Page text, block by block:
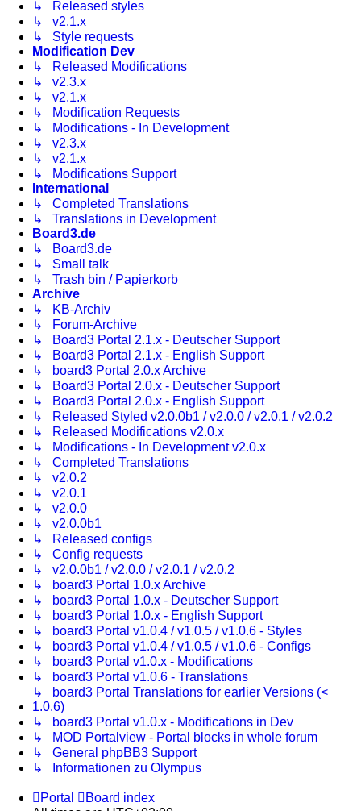
↳ Released styles
↳ v2.1.x
↳ Style requests
Modification Dev
↳ Released Modifications
↳ v2.3.x
↳ v2.1.x
↳ Modification Requests
↳ Modifications - In Development
↳ v2.3.x
↳ v2.1.x
↳ Modifications Support
International
↳ Completed Translations
↳ Translations in Development
Board3.de
↳ Board3.de
↳ Small talk
↳ Trash bin / Papierkorb
Archive
↳ KB-Archiv
↳ Forum-Archive
↳ Board3 Portal 2.1.x - Deutscher Support
↳ Board3 Portal 2.1.x - English Support
↳ board3 Portal 2.0.x Archive
↳ Board3 Portal 2.0.x - Deutscher Support
↳ Board3 Portal 2.0.x - English Support
↳ Released Styled v2.0.0b1 / v2.0.0 / v2.0.1 / v2.0.2
↳ Released Modifications v2.0.x
↳ Modifications - In Development v2.0.x
↳ Completed Translations
↳ v2.0.2
↳ v2.0.1
↳ v2.0.0
↳ v2.0.0b1
↳ Released configs
↳ Config requests
↳ v2.0.0b1 / v2.0.0 / v2.0.1 / v2.0.2
↳ board3 Portal 1.0.x Archive
↳ board3 Portal 1.0.x - Deutscher Support
↳ board3 Portal 1.0.x - English Support
↳ board3 Portal v1.0.4 / v1.0.5 / v1.0.6 - Styles
↳ board3 Portal v1.0.4 / v1.0.5 / v1.0.6 - Configs
↳ board3 Portal v1.0.x - Modifications
↳ board3 Portal v1.0.6 - Translations
↳ board3 Portal Translations for earlier Versions (<
1.0.6)
↳ board3 Portal v1.0.x - Modifications in Dev
↳ MOD Portalview - Portal blocks in whole forum
↳ General phpBB3 Support
↳ Informationen zu Olympus
Portal
Board index